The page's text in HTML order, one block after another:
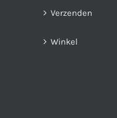
Verzenden
Winkel